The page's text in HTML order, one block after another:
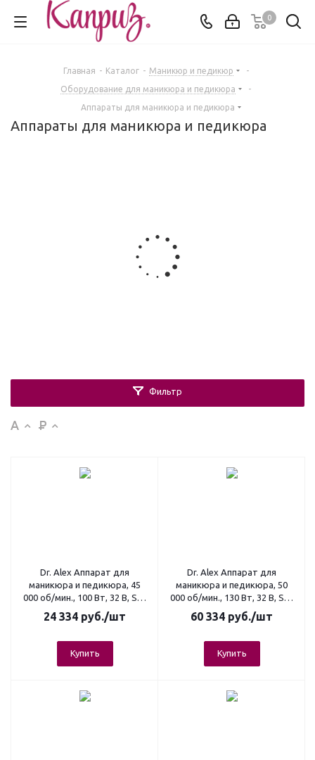
0
Главная - Каталог - Маникюр и педикюр
-
Оборудование для маникюра и педикюра
-
Аппараты для маникюра и педикюра
Аппараты для маникюра и педикюра
Фильтр
Dr. Alex Аппарат для
маникюра и педикюра, 45
000 об/мин., 100 Вт, 32 В, SP-
110 (без педали)
24 334 руб./шт
Купить
Dr. Alex Аппарат для
маникюра и педикюра, 50
000 об/мин., 130 Вт, 32 В, SP-
130, цвет белый
60 334 руб./шт
Купить